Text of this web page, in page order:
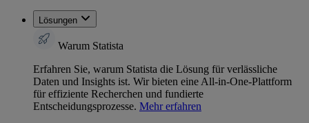
Lösungen
Warum Statista
Erfahren Sie, warum Statista die Lösung für verlässliche
Daten und Insights ist. Wir bieten eine All-in-One-Plattform
für effiziente Recherchen und fundierte
Entscheidungsprozesse. Mehr erfahren